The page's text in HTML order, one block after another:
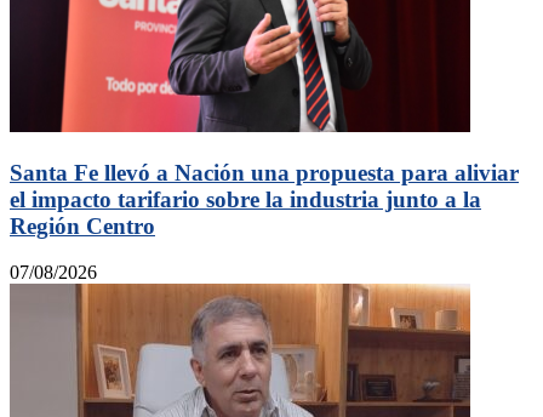
Santa Fe llevó a Nación una propuesta para aliviar
el impacto tarifario sobre la industria junto a la
Región Centro
07/08/2026